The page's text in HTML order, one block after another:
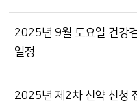
2025년 9월 토요일 건강
일정
2025년 제2차 신약 신청